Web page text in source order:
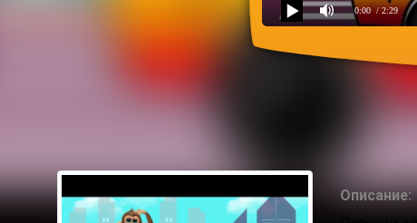
0:00 / 2:29
Мы едем едем едем, в
Описание: